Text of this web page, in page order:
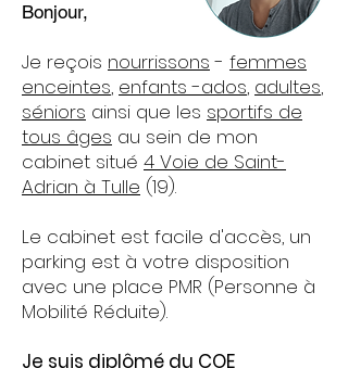
Bonjour,
Je reçois nourrissons - femmes
enceintes, enfants -ados, adultes,
séniors ainsi que les sportifs de
tous âges au sein de mon
cabinet situé 4 Voie de Saint-
Adrian à Tulle (19).
Le cabinet est facile d'accès, un
parking est à votre disposition
avec une place PMR (Personne à
Mobilité Réduite).
Je suis diplômé du COE